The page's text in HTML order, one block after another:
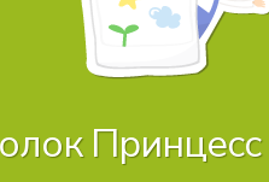
Принцесс